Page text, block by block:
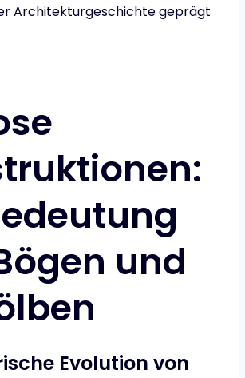
Architekturgeschichte geprägt
und
Evolution von